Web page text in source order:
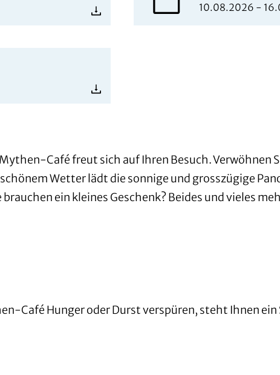
10.08.2026 -
Café freut sich auf Ihren Besuch. Verwöhnen
Wetter lädt die sonnige und grosszügige
ein kleines Geschenk? Beides und vieles
Café Hunger oder Durst verspüren, steht Ihnen